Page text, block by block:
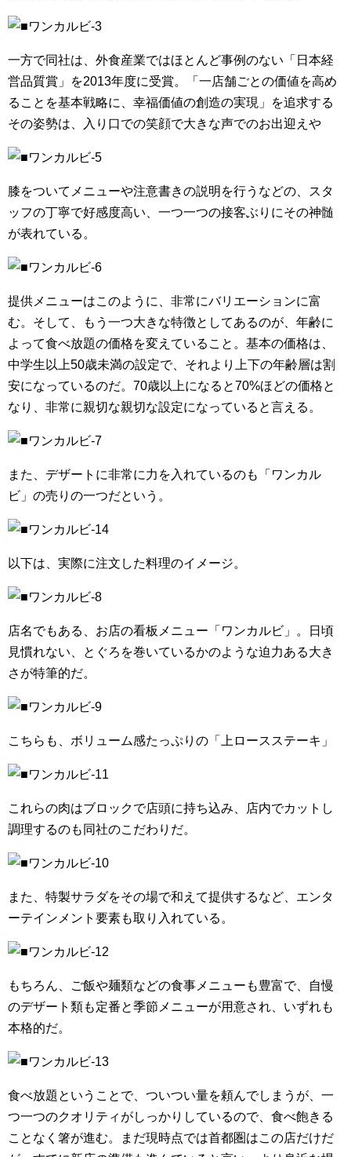
一方で同社は、外食産業ではほとんど事例のない「日本経
営品質賞」を2013年度に受賞。「一店舗ごとの価値を高め
ることを基本戦略に、幸福価値の創造の実現」を追求する
その姿勢は、入り口での笑顔で大きな声でのお出迎えや
膝をついてメニューや注意書きの説明を行うなどの、スタ
ッフの丁寧で好感度高い、一つ一つの接客ぶりにその神髄
が表れている。
提供メニューはこのように、非常にバリエーションに富
む。そして、もう一つ大きな特徴としてあるのが、年齢に
よって食べ放題の価格を変えていること。基本の価格は、
中学生以上50歳未満の設定で、それより上下の年齢層は割
安になっているのだ。70歳以上になると70%ほどの価格と
なり、非常に親切な親切な設定になっていると言える。
また、デザートに非常に力を入れているのも「ワンカル
ビ」の売りの一つだという。
以下は、実際に注文した料理のイメージ。
店名でもある、お店の看板メニュー「ワンカルビ」。日頃
見慣れない、とぐろを巻いているかのような迫力ある大き
さが特筆的だ。
こちらも、ボリューム感たっぷりの「上ロースステーキ」
これらの肉はブロックで店頭に持ち込み、店内でカットし
調理するのも同社のこだわりだ。
また、特製サラダをその場で和えて提供するなど、エンタ
ーテインメント要素も取り入れている。
もちろん、ご飯や麺類などの食事メニューも豊富で、自慢
のデザート類も定番と季節メニューが用意され、いずれも
本格的だ。
食べ放題ということで、ついつい量を頼んでしまうが、一
つ一つのクオリティがしっかりしているので、食べ飽きる
ことなく箸が進む。まだ現時点では首都圏はこの店だけだ